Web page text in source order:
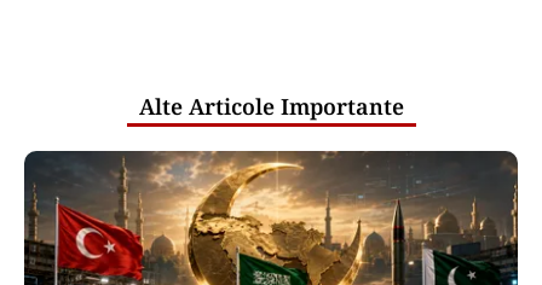
Alte Articole Importante